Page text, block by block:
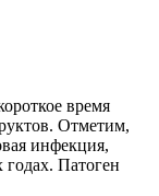
время
Отметим,
инфекция,
Патоген